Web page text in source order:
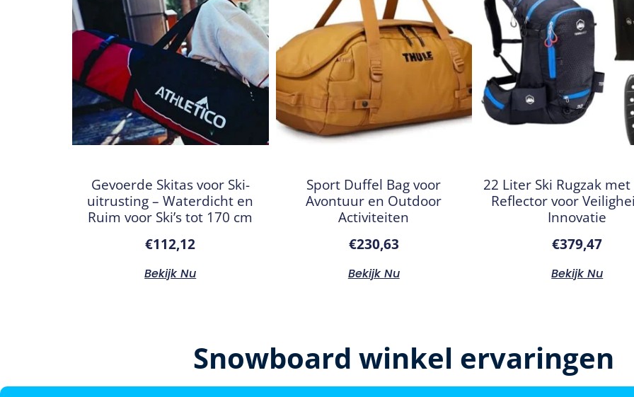
Gevoerde Skitas voor Ski-
uitrusting – Waterdicht en
Ruim voor Ski’s tot 170 cm
€112,12
Bekijk Nu
Sport Duffel Bag voor
Avontuur en Outdoor
Activiteiten
€230,63
Bekijk Nu
22 Liter Ski Rugzak met
Reflector voor
Innovatie
€379,47
Bekijk Nu
Snowboard winkel ervaringen